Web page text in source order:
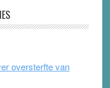
te verlagen
heeft zo’n
‘makkelijker te
oversterfte van